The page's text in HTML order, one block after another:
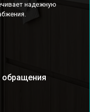
надежную
обращения